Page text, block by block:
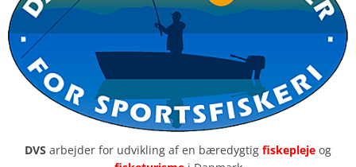
DVS arbejder for udvikling af en bæredygtig fiskepleje og